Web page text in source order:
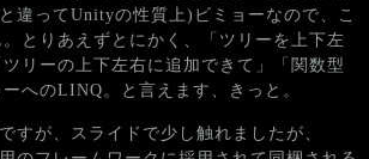
違ってUnityの性質上)ビミョーなので、こ
とりあえずとにかく、「ツリーを上下左
リーの上下左右に追加できて」「関数型
へのLINQ。と言えます、きっと。
すが、スライドで少し触れましたが、